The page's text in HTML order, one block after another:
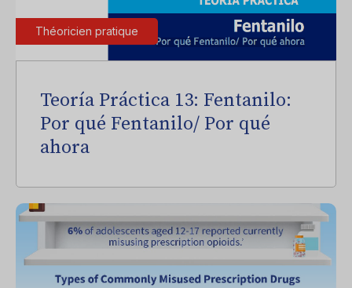
Théoricien pratique
Teoría Práctica 13: Fentanilo:
Por qué Fentanilo/ Por qué
ahora